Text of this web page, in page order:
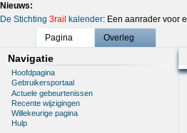
Nieuws:
De Stichting 3rail kalender: Een aanrader voor
Pagina
Overleg
Navigatie
Hoofdpagina
Gebruikersportaal
Actuele gebeurtenissen
Recente wijzigingen
Willekeurige pagina
Hulp